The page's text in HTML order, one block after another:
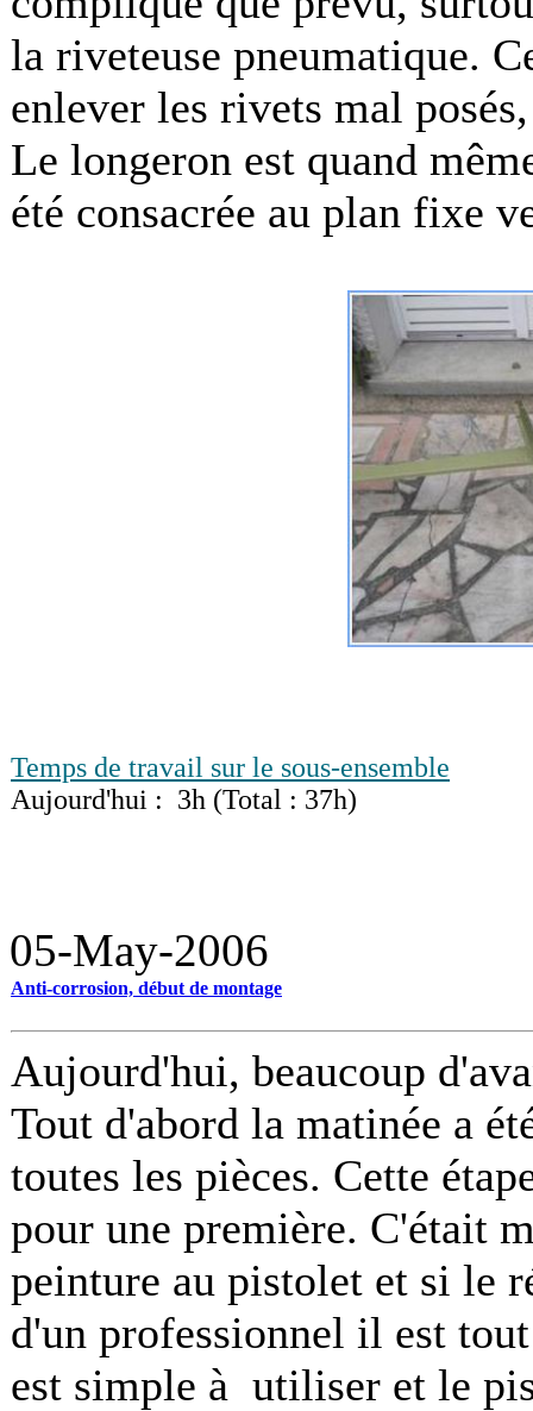
la riveteuse pneumatique.
enlever les rivets mal
Le longeron est quand
été consacrée au plan fixe
Temps de travail sur le sous-ensemble
Aujourd'hui : 3h (Total : 37h)
05-May-2006
Anti-corrosion, début de montage
Aujourd'hui, beaucoup
Tout d'abord la matinée a
toutes les pièces. Cette
pour une première. C'était
peinture au pistolet et si le
d'un professionnel il est
est simple à utiliser et le